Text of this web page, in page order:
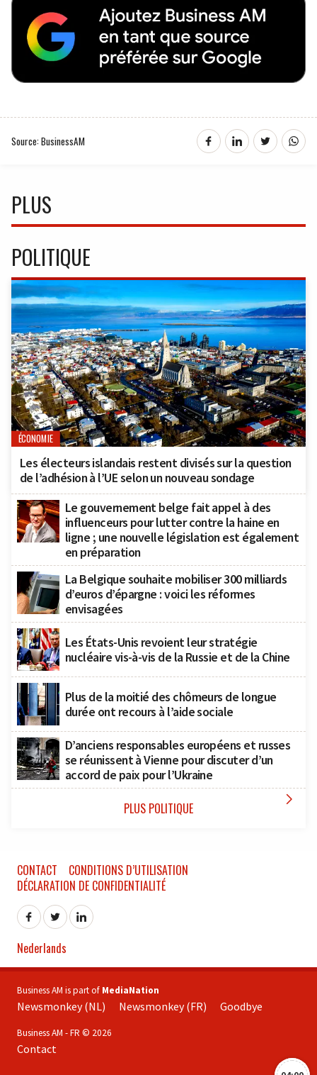
Source: BusinessAM
PLUS
POLITIQUE
ÉCONOMIE
Les électeurs islandais restent divisés sur la question
de l’adhésion à l’UE selon un nouveau sondage
Le gouvernement belge fait appel à des
influenceurs pour lutter contre la haine en
ligne ; une nouvelle législation est également
en préparation
La Belgique souhaite mobiliser 300 milliards
d’euros d’épargne : voici les réformes
envisagées
Les États-Unis revoient leur stratégie
nucléaire vis-à-vis de la Russie et de la Chine
Plus de la moitié des chômeurs de longue
durée ont recours à l’aide sociale
D’anciens responsables européens et russes
se réunissent à Vienne pour discuter d’un
accord de paix pour l’Ukraine
PLUS POLITIQUE 
CONTACT
CONDITIONS D’UTILISATION
DÉCLARATION DE CONFIDENTIALITÉ
Nederlands
Business AM is part of MediaNation
Newsmonkey (NL) Newsmonkey (FR) Goodbye
Business AM - FR © 2026
Contact